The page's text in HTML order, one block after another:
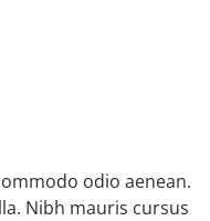
odio aenean.
Nibh mauris cursus